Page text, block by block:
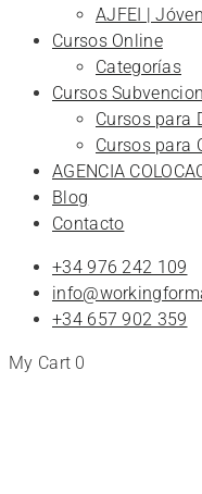
AJFEI |
Cursos Online
Categorías
Cursos
Cursos para
Cursos para
AGENCIA
Blog
Contacto
+34 976 242 109
+34 657 902 359
My Cart 0